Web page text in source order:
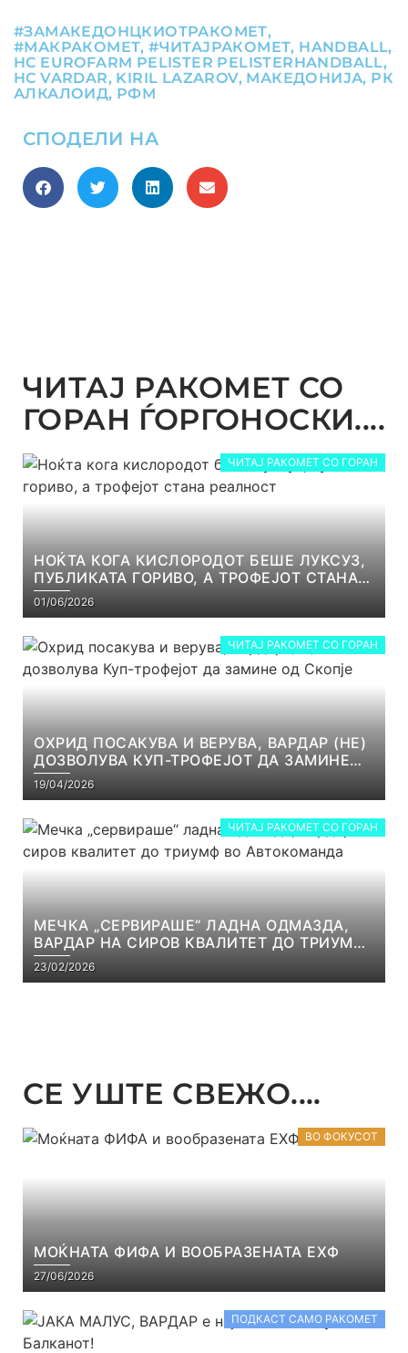
#ЗАМАКЕДОНЦКИОТРАКОМЕТ,
#МАКРАКОМЕТ,#ЧИТАЈРАКОМЕТ, HANDBALL,
HC EUROFARM PELISTER PELISTERHANDBALL,
HC VARDAR, KIRIL LAZAROV, МАКЕДОНИЈА, РК
АЛКАЛОИД, РФМ
СПОДЕЛИ НА
ЧИТАЈ РАКОМЕТ СО
ГОРАН ЃОРГОНОСКИ....
ЧИТАЈ РАКОМЕТ СО ГОРАН
НОЌТА КОГА КИСЛОРОДОТ БЕШЕ ЛУКСУЗ,
ПУБЛИКАТА ГОРИВО, А ТРОФЕЈОТ СТАНА
РЕАЛНОСТ
01/06/2026
ЧИТАЈ РАКОМЕТ СО ГОРАН
ОХРИД ПОСАКУВА И ВЕРУВА, ВАРДАР (НЕ)
ДОЗВОЛУВА КУП-ТРОФЕЈОТ ДА ЗАМИНЕ
ОД СКОПЈЕ
19/04/2026
ЧИТАЈ РАКОМЕТ СО ГОРАН
МЕЧКА „СЕРВИРАШЕ“ ЛАДНА ОДМАЗДА,
ВАРДАР НА СИРОВ КВАЛИТЕТ ДО ТРИУМФ
ВО АВТОКОМАНДА
23/02/2026
СЕ УШТЕ СВЕЖО....
ВО ФОКУСОТ
МОЌНАТА ФИФА И ВООБРАЗЕНАТА ЕХФ
27/06/2026
ПОДКАСТ САМО РАКОМЕТ